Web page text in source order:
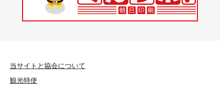
当サイトと協会について
観光特使